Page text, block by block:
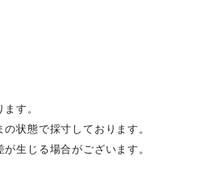
す。
状態で採寸しております。
生じる場合がございます。